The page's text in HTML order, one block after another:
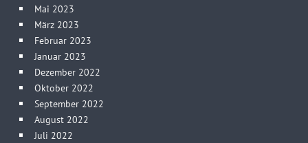
Mai 2023
März 2023
Februar 2023
Januar 2023
Dezember 2022
Oktober 2022
September 2022
August 2022
Juli 2022